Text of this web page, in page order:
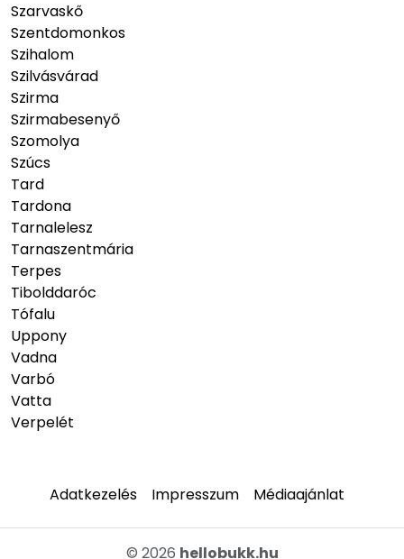
Szarvaskő
Szentdomonkos
Szihalom
Szilvásvárad
Szirma
Szirmabesenyő
Szomolya
Szúcs
Tard
Tardona
Tarnalelesz
Tarnaszentmária
Terpes
Tibolddaróc
Tófalu
Uppony
Vadna
Varbó
Vatta
Verpelét
Adatkezelés Impresszum Médiaajánlat
© 2026 hellobukk.hu